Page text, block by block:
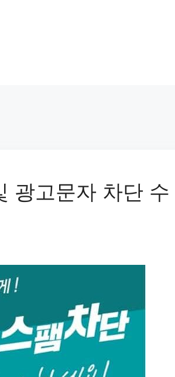
광고문자 차단 수